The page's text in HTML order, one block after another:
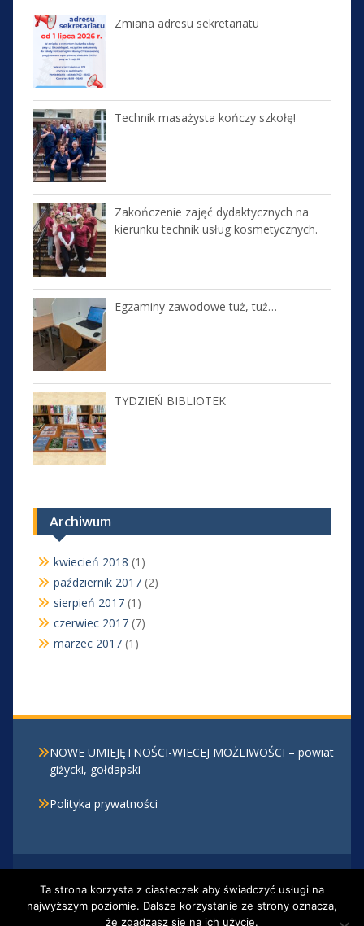
Zmiana adresu sekretariatu
Technik masażysta kończy szkołę!
Zakończenie zajęć dydaktycznych na
kierunku technik usług kosmetycznych.
Egzaminy zawodowe tuż, tuż…
TYDZIEŃ BIBLIOTEK
Archiwum
kwiecień 2018 (1)
październik 2017(2)
sierpień 2017(1)
czerwiec 2017(7)
marzec 2017(1)
NOWE UMIEJĘTNOŚCI-WIECEJ MOŻLIWOŚCI – powiat
giżycki, gołdapski
Polityka prywatności
Giżycku, Al. 1 Maja 30 , 11-500 Giżycko, tel. 87 428 20
12
Ta strona korzysta z ciasteczek aby świadczyć usługi na
najwyższym poziomie. Dalsze korzystanie ze strony oznacza,
że zgadzasz się na ich użycie.